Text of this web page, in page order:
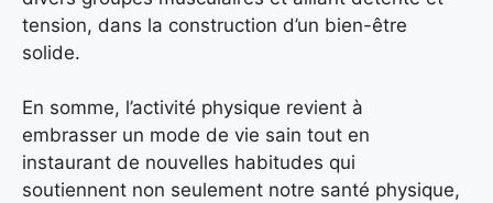
tension, dans la construction d’un bien-être
solide.
En somme, l’activité physique revient à
embrasser un mode de vie sain tout en
instaurant de nouvelles habitudes qui
soutiennent non seulement notre santé physique,